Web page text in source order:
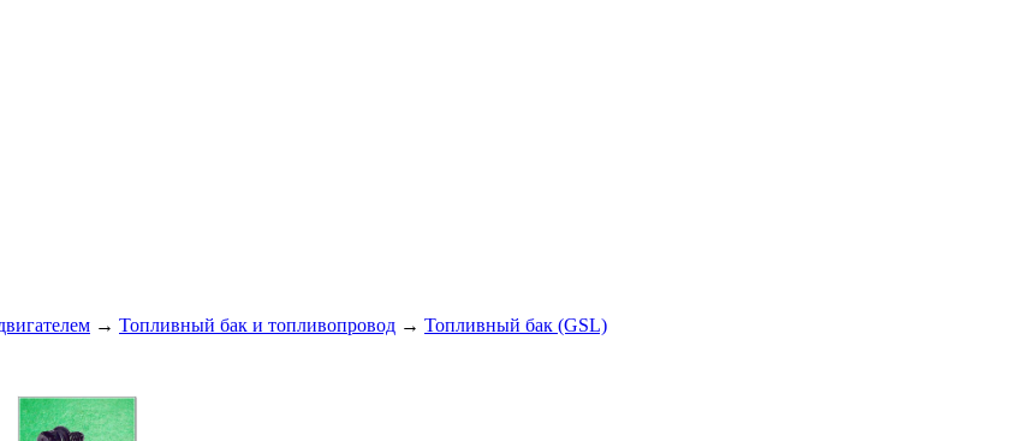
→ Топливный бак и топливопровод → Топливный бак (GSL)